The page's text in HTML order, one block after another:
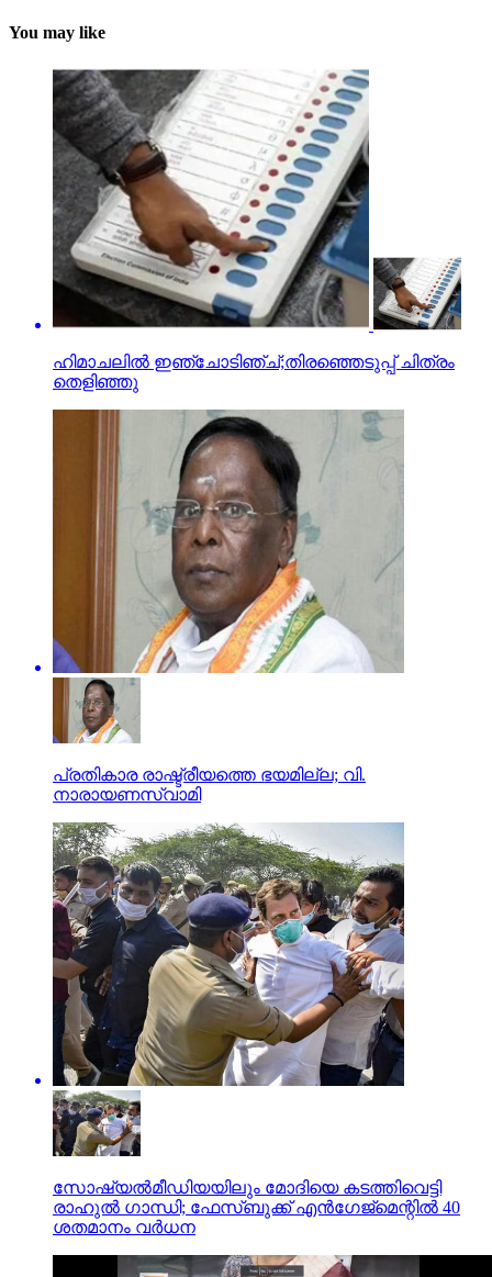
You may like
ഹിമാചലില്‍ ഇഞ്ചോടിഞ്ച്;തിരഞ്ഞെടുപ്പ് ചിത്രം
തെളിഞ്ഞു
പ്രതികാര രാഷ്ട്രീയത്തെ ഭയമില്ല; വി.
നാരായണസ്വാമി
സോഷ്യല്‍മീഡിയയിലും മോദിയെ കടത്തിവെട്ടി
രാഹുല്‍ ഗാന്ധി; ഫേസ്ബുക്ക് എന്‍ഗേജ്മെന്റില്‍ 40
ശതമാനം വര്‍ധന